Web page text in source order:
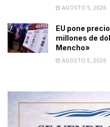
AGOSTO 5, 2026
EU pone
millones de
Mencho»
AGOSTO 5, 2026